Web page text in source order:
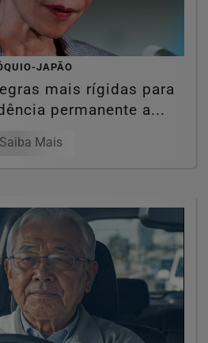
JAPÃO
mais rígidas para
permanente a...
Saiba Mais